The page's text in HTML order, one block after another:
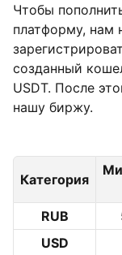
Чтобы
платформу, нам
созданный
USDT. После
нашу биржу.
Категория
RUB
USD